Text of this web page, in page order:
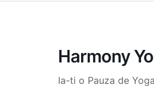
Harmony
Ia-ti o Pauza de